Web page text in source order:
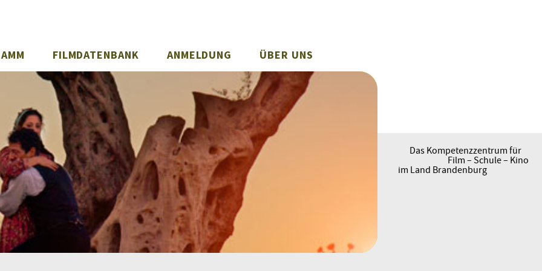
FILMDATENBANK ANMELDUNG ÜBER UNS
Das Kompetenzzentrum für
Film – Schule – Kino
im Land Brandenburg